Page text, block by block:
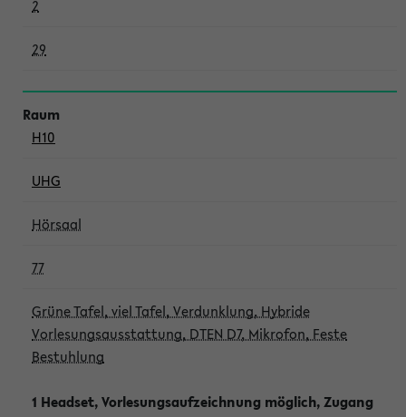
2
29
H10
UHG
Hörsaal
77
Grüne Tafel, viel Tafel, Verdunklung, Hybride
Vorlesungsausstattung, DTEN D7, Mikrofon, Feste
Bestuhlung
1 Headset, Vorlesungsaufzeichnung möglich, Zugang